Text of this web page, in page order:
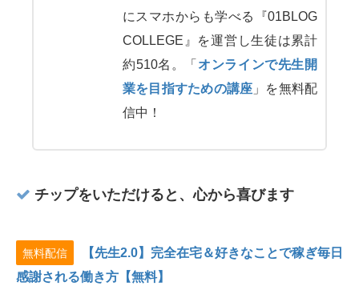
にスマホからも学べる『01BLOG
COLLEGE』を運営し生徒は累計
約510名。「 オンラインで先生開
業を目指すための講座 」を無料配
信中！
チップをいただけると、心から喜びます
無料配信
【先生2.0】完全在宅＆好きなことで稼ぎ毎日
感謝される働き方【無料】